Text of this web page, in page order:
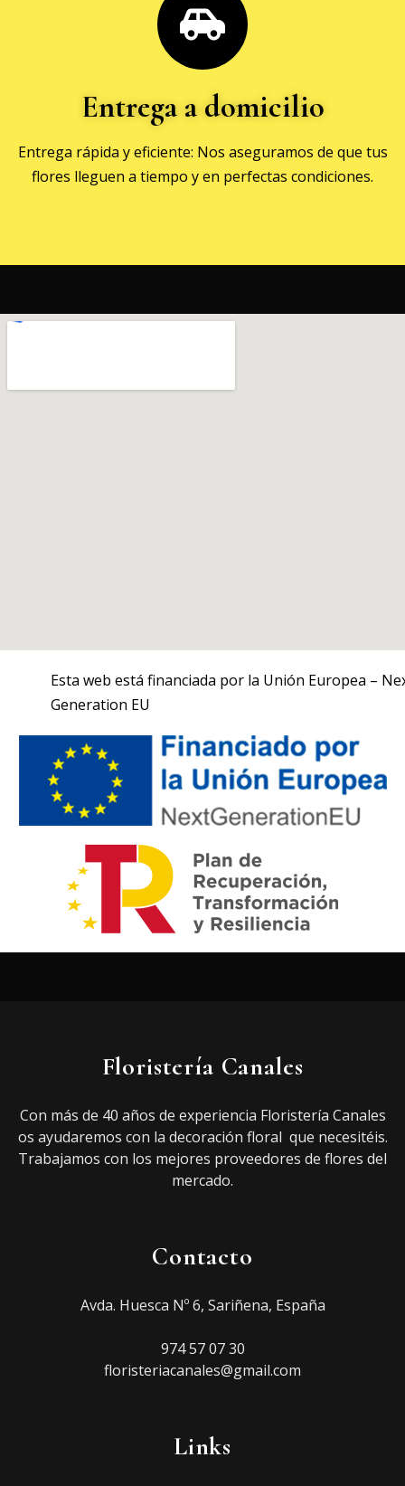
Entrega a domicilio
Entrega rápida y eficiente: Nos aseguramos de que tus
flores lleguen a tiempo y en perfectas condiciones.
Esta web está financiada por la Unión Europea –
Generation EU
Floristería Canales
Con más de 40 años de experiencia Floristería Canales
os ayudaremos con la decoración floral que necesitéis.
Trabajamos con los mejores proveedores de flores del
mercado.
Contacto
Avda. Huesca Nº 6, Sariñena, España
974 57 07 30
floristeriacanales@gmail.com
Links